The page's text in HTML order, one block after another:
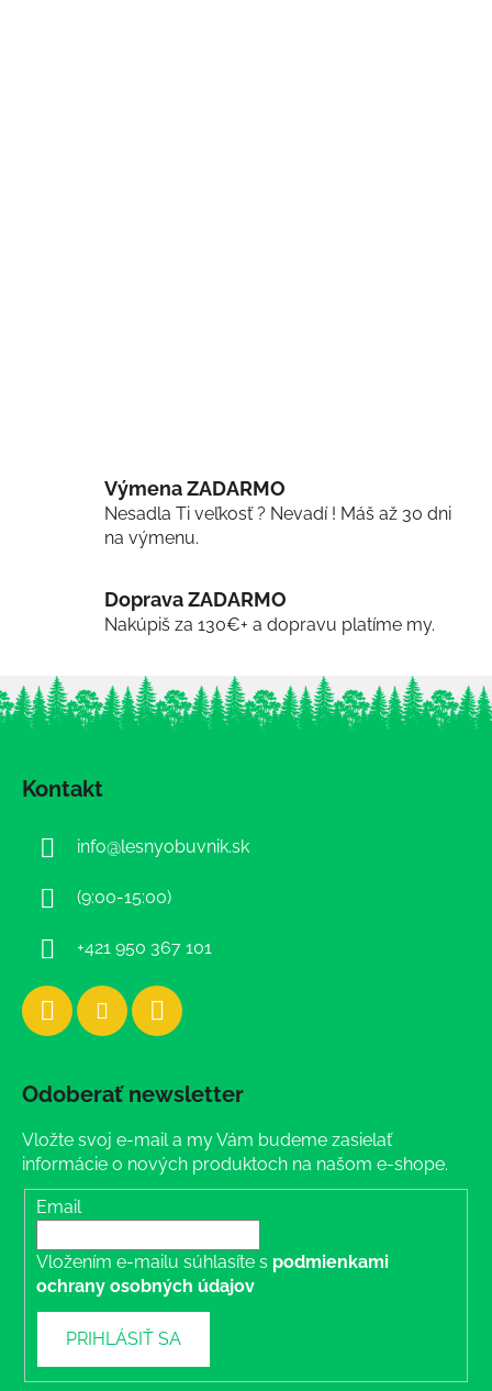
Výmena ZADARMO
Nesadla Ti veľkosť ? Nevadí ! Máš až 30 dni
na výmenu.
Doprava ZADARMO
Nakúpiš za 130€+ a dopravu platíme my.
Kontakt
info@lesnyobuvnik.sk
(9:00-15:00)
+421 950 367 101
Odoberať newsletter
Vložte svoj e-mail a my Vám budeme zasielať
informácie o nových produktoch na našom e-shope.
Email
Vložením e-mailu súhlasíte s podmienkami
ochrany osobných údajov
PRIHLÁSIŤ SA